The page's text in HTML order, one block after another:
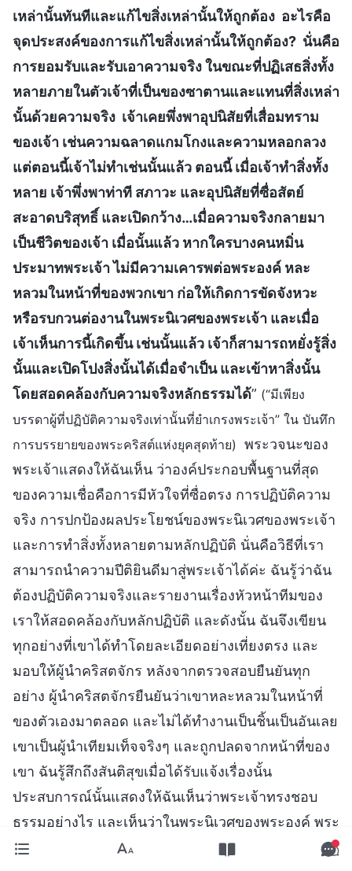
เหล่านั้นทันทีและแก้ไขสิ่งเหล่านั้นให้ถูกต้อง อะไรคือ
จุดประสงค์ของการแก้ไขสิ่งเหล่านั้นให้ถูกต้อง? นั่นคือ
การยอมรับและรับเอาความจริง ในขณะที่ปฏิเสธสิ่งทั้ง
หลายภายในตัวเจ้าที่เป็นของซาตานและแทนที่สิ่งเหล่า
นั้นด้วยความจริง เจ้าเคยพึ่งพาอุปนิสัยที่เสื่อมทราม
ของเจ้า เช่นความฉลาดแกมโกงและความหลอกลวง
แต่ตอนนี้เจ้าไม่ทำเช่นนั้นแล้ว ตอนนี้ เมื่อเจ้าทำสิ่งทั้ง
หลาย เจ้าพึ่งพาท่าที สภาวะ และอุปนิสัยที่ซื่อสัตย์
สะอาดบริสุทธิ์ และเปิดกว้าง…เมื่อความจริงกลายมา
เป็นชีวิตของเจ้า เมื่อนั้นแล้ว หากใครบางคนหมิ่น
ประมาทพระเจ้า ไม่มีความเคารพต่อพระองค์ หละ
หลวมในหน้าที่ของพวกเขา ก่อให้เกิดการขัดจังหวะ
หรือรบกวนต่องานในพระนิเวศของพระเจ้า และเมื่อ
เจ้าเห็นการนี้เกิดขึ้น เช่นนั้นแล้ว เจ้าก็สามารถหยั่งรู้สิ่ง
นั้นและเปิดโปงสิ่งนั้นได้เมื่อจำเป็น และเข้าหาสิ่งนั้น
โดยสอดคล้องกับความจริงหลักธรรมได้” (“มีเพียง
บรรดาผู้ที่ปฏิบัติความจริงเท่านั้นที่ยำเกรงพระเจ้า” ใน บันทึก
การบรรยายของพระคริสต์แห่งยุคสุดท้าย) พระวจนะของ
พระเจ้าแสดงให้ฉันเห็น ว่าองค์ประกอบพื้นฐานที่สุด
ของความเชื่อคือการมีหัวใจที่ซื่อตรง การปฏิบัติความ
จริง การปกป้องผลประโยชน์ของพระนิเวศของพระเจ้า
และการทำสิ่งทั้งหลายตามหลักปฏิบัติ นั่นคือวิธีที่เรา
สามารถนำความปีติยินดีมาสู่พระเจ้าได้ค่ะ ฉันรู้ว่าฉัน
ต้องปฏิบัติความจริงและรายงานเรื่องหัวหน้าทีมของ
เราให้สอดคล้องกับหลักปฏิบัติ และดังนั้น ฉันจึงเขียน
ทุกอย่างที่เขาได้ทำโดยละเอียดอย่างเที่ยงตรง และ
มอบให้ผู้นำคริสตจักร หลังจากตรวจสอบยืนยันทุก
อย่าง ผู้นำคริสตจักรยืนยันว่าเขาหละหลวมในหน้าที่
ของตัวเองมาตลอด และไม่ได้ทำงานเป็นชิ้นเป็นอันเลย
เขาเป็นผู้นำเทียมเท็จจริงๆ และถูกปลดจากหน้าที่ของ
เขา ฉันรู้สึกถึงสันติสุขเมื่อได้รับแจ้งเรื่องนั้น
ประสบการณ์นั้นแสดงให้ฉันเห็นว่าพระเจ้าทรงชอบ
ธรรมอย่างไร และเห็นว่าในพระนิเวศของพระองค์ พระ
คริสต์และความจริงครองอำนาจค่ะ ไม่ว่าตำแหน่งของ